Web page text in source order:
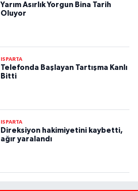
Yarım Asırlık Yorgun Bina Tarih
Oluyor
ISPARTA
Telefonda Başlayan Tartışma Kanlı
Bitti
ISPARTA
Direksiyon hakimiyetini kaybetti,
ağır yaralandı